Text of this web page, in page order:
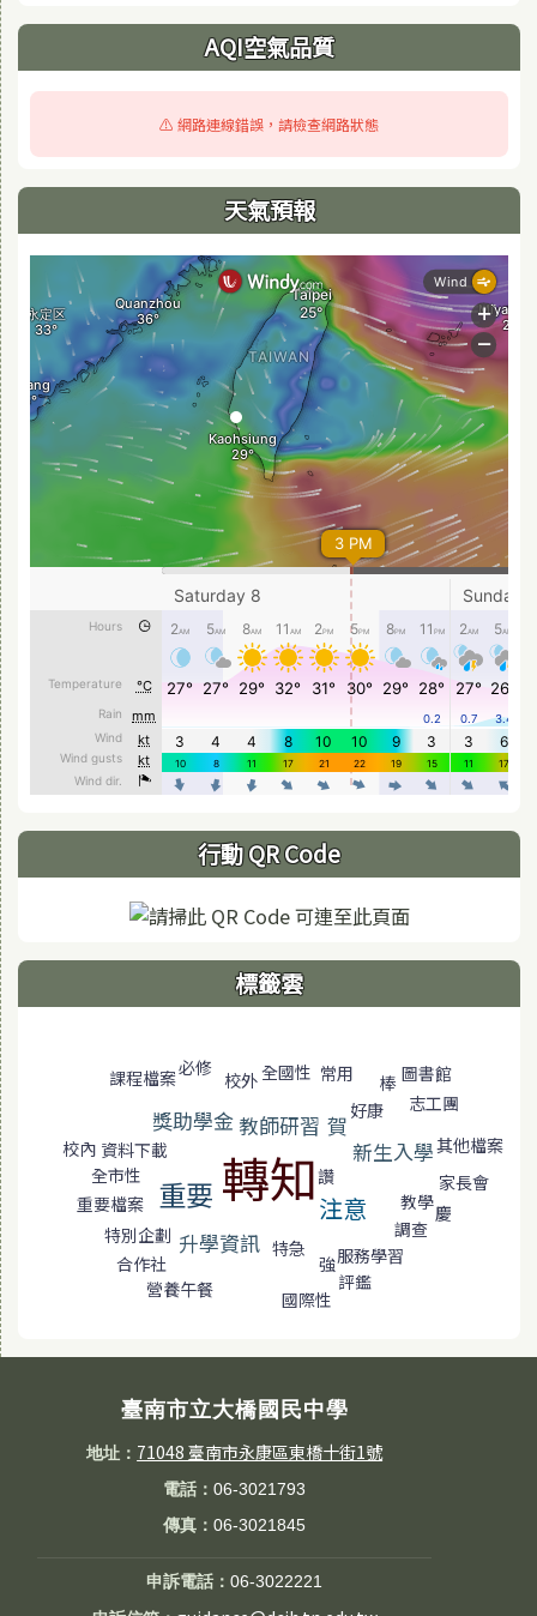
AQI空氣品質
⚠️ 網路連線錯誤，請檢查網路狀態
天氣預報
行動 QR Code
標籤雲
課程檔案必修
校外全國性 常用 棒 圖書館
獎助學金 教師研習 賀
好康
志工團
校內 資料下載 轉知 新生入學其他檔案
全市性
讚
重要檔案
重要 注意 教學
家長會
特別企劃
慶
升學資訊 特急
調查
合作社
強服務學習
營養午餐
國際性
評鑑
臺南市立大橋國民中學
地址： 71048 臺南市永康區東橋十街1號
電話：06-3021793
傳真：06-3021845
申訴電話：06-3022221